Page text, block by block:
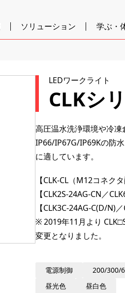
ソリューション 学ぶ・
LEDワークライト
CLKシ
高圧温水洗浄環境や冷凍
IP66/IP67G/IP69Kの防
に適しています。
【CLK-CL（M12コネク
【CLK2S-24AG-CN／
【CLK3C-24AG-C(D/N)
※ 2019年11月より
変更となりました。
電源制御 200/300/
昼光色
昼白色